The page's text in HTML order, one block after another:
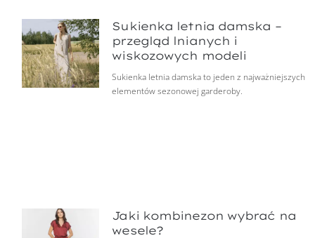
Sukienka letnia damska –
przegląd lnianych i
wiskozowych modeli
Sukienka letnia damska to jeden z najważniejszych
elementów sezonowej garderoby.
Jaki kombinezon wybrać na
wesele?